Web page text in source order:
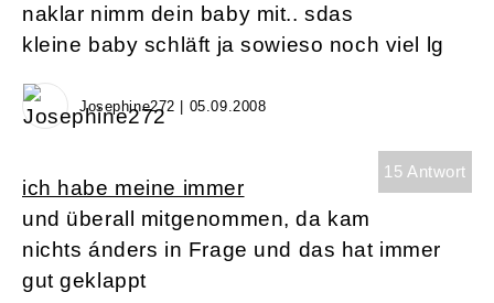
naklar nimm dein baby mit.. sdas
kleine baby schläft ja sowieso noch viel lg
Josephine272 | 05.09.2008
15 Antwort
ich habe meine immer
und überall mitgenommen, da kam
nichts ánders in Frage und das hat immer
gut geklappt